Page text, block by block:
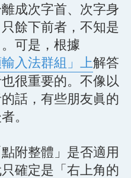
成次字首、次字身
餘下前者，不知是
可是，根據
入法群組」上解答
很重要的。不像以
話，有些朋友眞的
。
附整體」是否適用
確定是「右上角的